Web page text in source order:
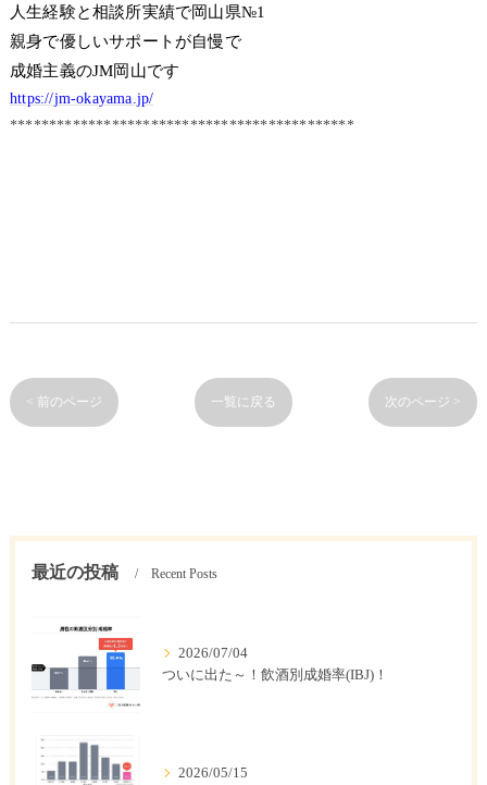
人生経験と相談所実績で岡山県№1
親身で優しいサポートが自慢で
成婚主義のJM岡山です
https://jm-okayama.jp/
********************************************
< 前のページ 一覧に戻る 次のページ >
最近の投稿 Recent Posts
2026/07/04
ついに出た～！飲酒別成婚率(IBJ)！
2026/05/15